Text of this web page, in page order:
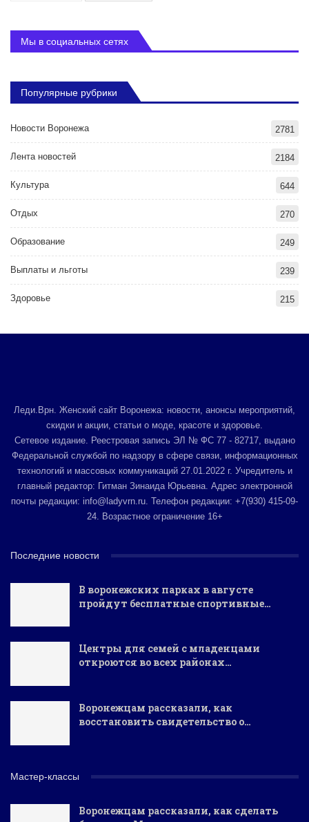
Мы в социальных сетях
Популярные рубрики
Новости Воронежа 2781
Лента новостей 2184
Культура 644
Отдых 270
Образование 249
Выплаты и льготы 239
Здоровье 215
Леди.Врн. Женский сайт Воронежа: новости, анонсы мероприятий,
скидки и акции, статьи о моде, красоте и здоровье.
Сетевое издание. Реестровая запись ЭЛ № ФС 77 - 82717, выдано
Федеральной службой по надзору в сфере связи, информационных
технологий и массовых коммуникаций 27.01.2022 г. Учредитель и
главный редактор: Гитман Зинаида Юрьевна. Адрес электронной
почты редакции: info@ladyvrn.ru. Телефон редакции: +7(930) 415-09-
24. Возрастное ограничение 16+
Последние новости
В воронежских парках в августе
пройдут бесплатные спортивные…
Центры для семей с младенцами
откроются во всех районах…
Воронежцам рассказали, как
восстановить свидетельство о…
Мастер-классы
Воронежцам рассказали, как сделать